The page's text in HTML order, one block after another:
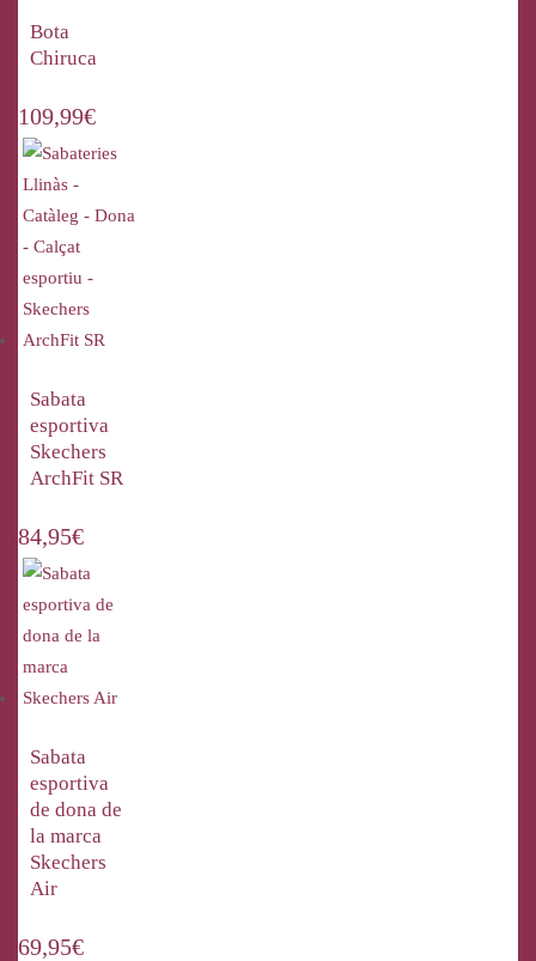
Bota
Chiruca
109,99€
Sabata
esportiva
Skechers
ArchFit SR
84,95€
Sabata
esportiva
de dona de
la marca
Skechers
Air
69,95€